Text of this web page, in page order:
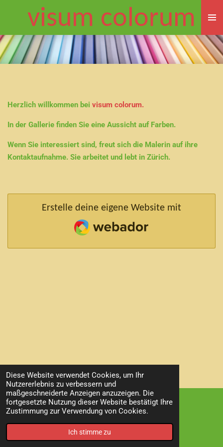
Diese Website verwendet Cookies, um Ihr
Nutzererlebnis zu verbessern und
maßgeschneiderte Anzeigen anzuzeigen. Die
fortgesetzte Nutzung dieser Website bestätigt Ihre
Zustimmung zur Verwendung von Cookies.
Ich stimme zu
Hauptinhalt
springen
visum colorum
Herzlich willkommen bei visum colorum.
In der Gallerie finden Sie eine Aussicht auf Farben.
Wenn Sie interessiert sind, freut sich die Malerin auf ihre
Kontaktaufnahme. Sie arbeitet und lebt in Zürich.
Erstelle deine eigene Website mit
Webador
TOP